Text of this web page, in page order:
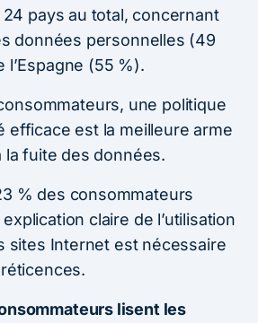
pays au total, concernant
données personnelles (49
l’Espagne (55 %).
une politique
efficace est la meilleure arme
la fuite des données.
% des consommateurs
claire de l’utilisation
sites Internet est nécessaire
lisent les